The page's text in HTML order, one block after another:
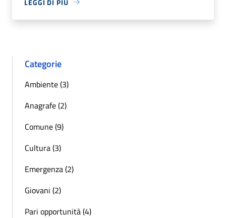
LEGGI DI PIÙ
Categorie
Ambiente (3)
Anagrafe (2)
Comune (9)
Cultura (3)
Emergenza (2)
Giovani (2)
Pari opportunità (4)